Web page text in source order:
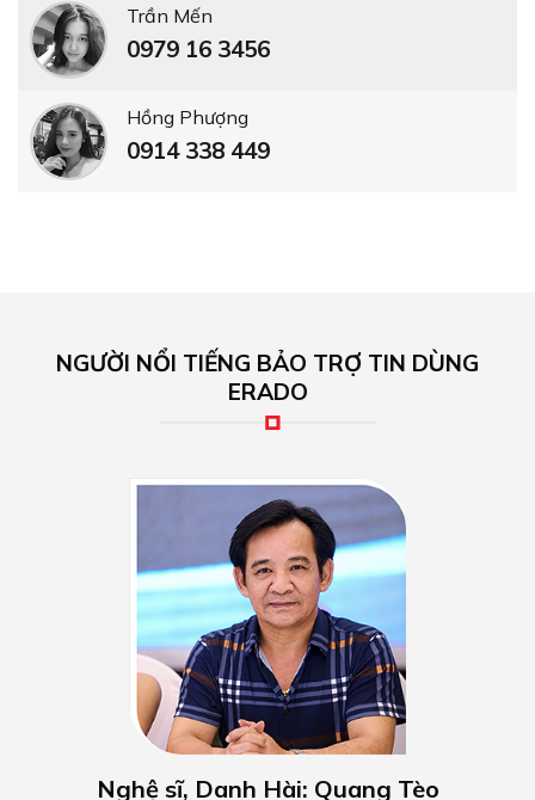
Trần Mến
0979 16 3456
Hồng Phượng
0914 338 449
NGƯỜI NỔI TIẾNG BẢO TRỢ TIN DÙNG
ERADO
Nghệ sĩ, Danh Hài: Quang Tèo